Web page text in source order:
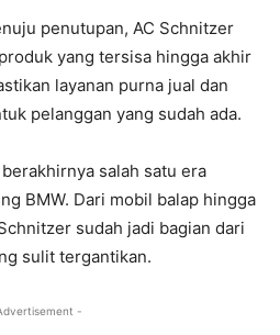
penutupan, AC Schnitzer
yang tersisa hingga akhir
layanan purna jual dan
pelanggan yang sudah ada.
salah satu era
BMW. Dari mobil balap hingga
sudah jadi bagian dari
sulit tergantikan.
-